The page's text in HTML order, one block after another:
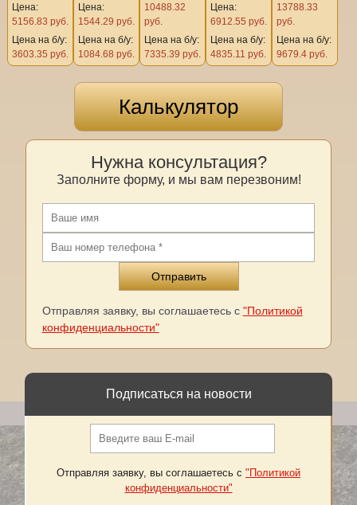
Цена:
5156.83 руб.
Цена на б/у:
3603.35 руб.
Цена:
1544.29 руб.
Цена на б/у:
1084.68 руб.
10488.32
руб.
Цена на б/у:
7335.39 руб.
Цена:
6912.55 руб.
Цена на б/у:
4835.11 руб.
13788.33
руб.
Цена на б/у:
9679.4 руб.
Калькулятор
Нужна консультация?
Заполните форму, и мы вам перезвоним!
Отправляя заявку, вы соглашаетесь с "Политикой
конфиденциальности"
Подписаться на новости
Отправляя заявку, вы соглашаетесь с "Политикой
конфиденциальности"